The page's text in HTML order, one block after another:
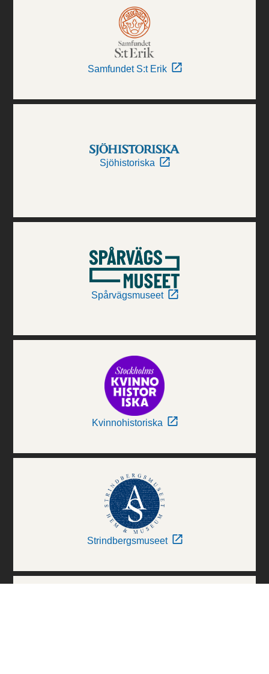
Samfundet S:t Erik
Sjöhistoriska
Spårvägsmuseet
Kvinnohistoriska
Strindbergsmuseet